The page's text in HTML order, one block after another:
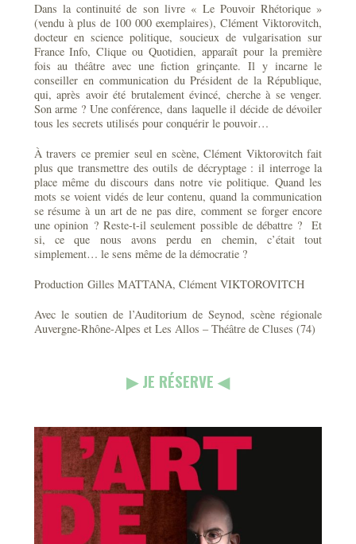
Dans la continuité de son livre « Le Pouvoir Rhétorique »
(vendu à plus de 100 000 exemplaires), Clément Viktorovitch,
docteur en science politique, soucieux de vulgarisation sur
France Info, Clique ou Quotidien, apparaît pour la première
fois au théâtre avec une fiction grinçante. Il y incarne le
conseiller en communication du Président de la République,
qui, après avoir été brutalement évincé, cherche à se venger.
Son arme ? Une conférence, dans laquelle il décide de dévoiler
tous les secrets utilisés pour conquérir le pouvoir…
À travers ce premier seul en scène, Clément Viktorovitch fait
plus que transmettre des outils de décryptage : il interroge la
place même du discours dans notre vie politique. Quand les
mots se voient vidés de leur contenu, quand la communication
se résume à un art de ne pas dire, comment se forger encore
une opinion ? Reste-t-il seulement possible de débattre ? Et
si, ce que nous avons perdu en chemin, c’était tout
simplement… le sens même de la démocratie ?
Production Gilles MATTANA, Clément VIKTOROVITCH
Avec le soutien de l’Auditorium de Seynod, scène régionale
Auvergne-Rhône-Alpes et Les Allos – Théâtre de Cluses (74)
▶︎ JE RÉSERVE ◀︎